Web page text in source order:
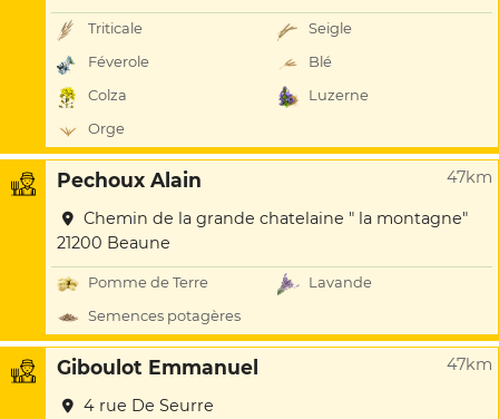
Triticale
Seigle
Féverole
Blé
Colza
Luzerne
Orge
Pechoux Alain 47km
Chemin de la grande chatelaine " la montagne"
21200 Beaune
Pomme de Terre
Lavande
Semences potagères
Giboulot Emmanuel 47km
4 rue De Seurre